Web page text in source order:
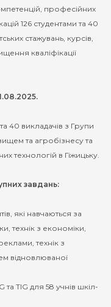
професійних
126 студентами та 40
стажувань, курсів,
кваліфікації
та 40 викладачів з Групи
та агробізнесу та
технологій в Гіжицьку.
завдань:
які навчаються за
технік з економіки,
технік з
відновлюваної
та TIG для 58 учнів шкіл-